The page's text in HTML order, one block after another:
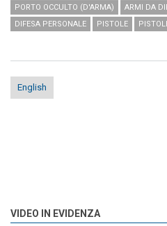
PORTO OCCULTO (D'ARMA)
ARMI DA
DIFESA PERSONALE
PISTOLE
English
VIDEO IN EVIDENZA